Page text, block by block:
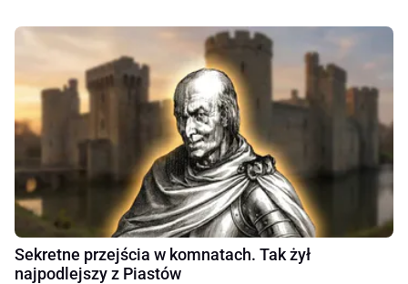
Sekretne przejścia w komnatach. Tak żył
najpodlejszy z Piastów